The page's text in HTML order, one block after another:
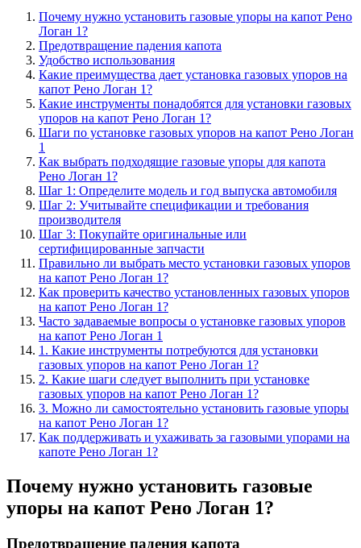
Почему нужно установить газовые упоры на капот Рено
Логан 1?
Предотвращение падения капота
Удобство использования
Какие преимущества дает установка газовых упоров на
капот Рено Логан 1?
Какие инструменты понадобятся для установки газовых
упоров на капот Рено Логан 1?
Шаги по установке газовых упоров на капот Рено Логан
1
Как выбрать подходящие газовые упоры для капота
Рено Логан 1?
Шаг 1: Определите модель и год выпуска автомобиля
Шаг 2: Учитывайте спецификации и требования
производителя
Шаг 3: Покупайте оригинальные или
сертифицированные запчасти
Правильно ли выбрать место установки газовых упоров
на капот Рено Логан 1?
Как проверить качество установленных газовых упоров
на капот Рено Логан 1?
Часто задаваемые вопросы о установке газовых упоров
на капот Рено Логан 1
1. Какие инструменты потребуются для установки
газовых упоров на капот Рено Логан 1?
2. Какие шаги следует выполнить при установке
газовых упоров на капот Рено Логан 1?
3. Можно ли самостоятельно установить газовые упоры
на капот Рено Логан 1?
Как поддерживать и ухаживать за газовыми упорами на
капоте Рено Логан 1?
Почему нужно установить газовые
упоры на капот Рено Логан 1?
Предотвращение падения капота